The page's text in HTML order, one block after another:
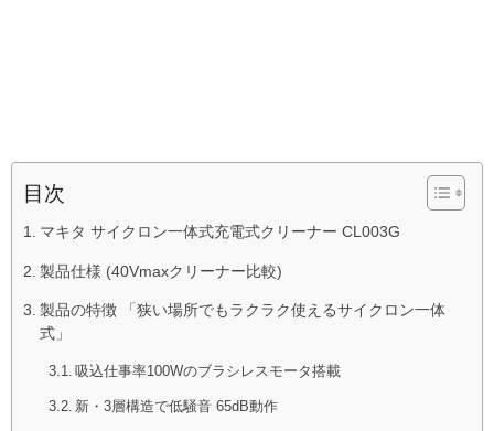
目次
マキタ サイクロン一体式充電式クリーナー CL003G
製品仕様 (40Vmaxクリーナー比較)
製品の特徴 「狭い場所でもラクラク使えるサイクロン一体
式」
吸込仕事率100Wのブラシレスモータ搭載
新・3層構造で低騒音 65dB動作